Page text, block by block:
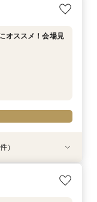
オススメ！会場見
チャペル＼最大30
相談会！少人数W
オススメ！会場見
の絶景パノラマ
チャペル＼最大30
相談会！少人数W
）